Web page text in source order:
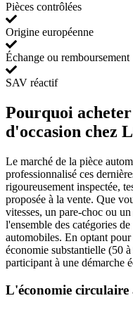
Pièces contrôlées
Origine européenne
Échange ou remboursement
SAV réactif
Pourquoi acheter
d'occasion chez
Le marché de la pièce
professionnalisé ces
rigoureusement inspectée,
proposée à la vente. Que
vitesses, un pare-choc ou
l'ensemble des catégories
automobiles. En optant
économie substantielle (50
participant à une démarche
L'économie circulaire